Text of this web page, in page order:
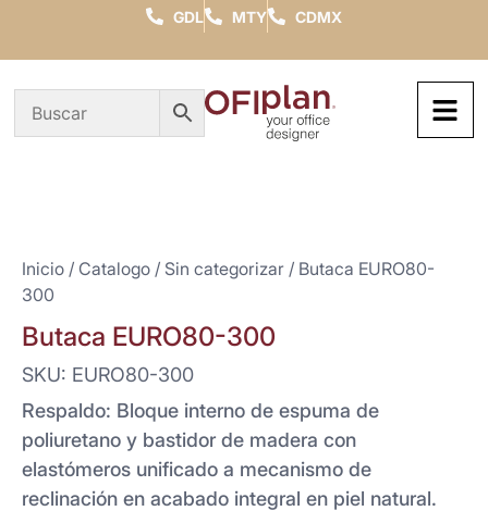
GDL MTY CDMX
Inicio / Catalogo / Sin categorizar / Butaca EURO80-
300
Butaca EURO80-300
SKU: EURO80-300
Respaldo: Bloque interno de espuma de
poliuretano y bastidor de madera con
elastómeros unificado a mecanismo de
reclinación en acabado integral en piel natural.